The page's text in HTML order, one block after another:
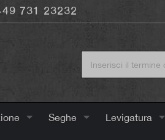
731 23232
Seghe Levigatura